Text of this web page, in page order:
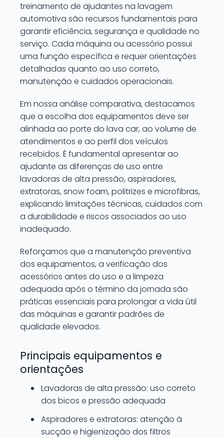
treinamento de ajudantes na lavagem
automotiva são recursos fundamentais para
garantir eficiência, segurança e qualidade no
serviço. Cada máquina ou acessório possui
uma função específica e requer orientações
detalhadas quanto ao uso correto,
manutenção e cuidados operacionais.
Em nossa análise comparativa, destacamos
que a escolha dos equipamentos deve ser
alinhada ao porte do lava car, ao volume de
atendimentos e ao perfil dos veículos
recebidos. É fundamental apresentar ao
ajudante as diferenças de uso entre
lavadoras de alta pressão, aspiradores,
extratoras, snow foam, politrizes e microfibras,
explicando limitações técnicas, cuidados com
a durabilidade e riscos associados ao uso
inadequado.
Reforçamos que a manutenção preventiva
dos equipamentos, a verificação dos
acessórios antes do uso e a limpeza
adequada após o término da jornada são
práticas essenciais para prolongar a vida útil
das máquinas e garantir padrões de
qualidade elevados.
Principais equipamentos e
orientações
Lavadoras de alta pressão: uso correto
dos bicos e pressão adequada
Aspiradores e extratoras: atenção à
sucção e higienização dos filtros